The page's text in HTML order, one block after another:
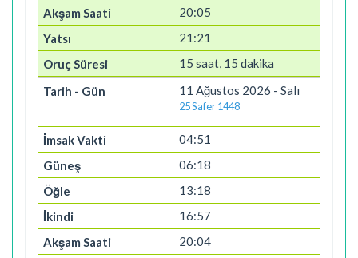
20:05
21:21
15 saat, 15 dakika
11 Ağustos 2026 - Salı
25 Safer 1448
04:51
06:18
13:18
16:57
20:04